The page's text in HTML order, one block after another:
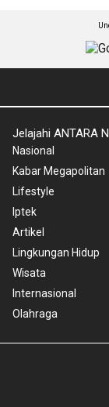
Jelajahi ANTARA
Nasional
Kabar Megapolitan
Lifestyle
Iptek
Artikel
Lingkungan Hidup
Wisata
Internasional
Olahraga